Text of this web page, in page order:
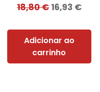
18,80€ 16,93 €
Adicionar ao
carrinho